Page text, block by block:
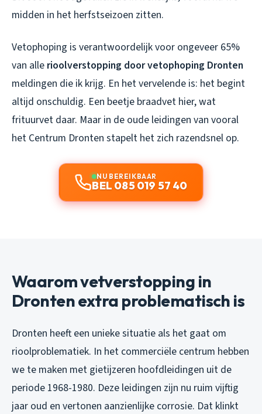
midden in het herfstseizoen zitten.
Vetophoping is verantwoordelijk voor ongeveer 65%
van alle rioolverstopping door vetophoping Dronten
meldingen die ik krijg. En het vervelende is: het begint
altijd onschuldig. Een beetje braadvet hier, wat
frituurvet daar. Maar in de oude leidingen van vooral
het Centrum Dronten stapelt het zich razendsnel op.
NU BEREIKBAAR
BEL 085 019 57 40
Waarom vetverstopping in
Dronten extra problematisch is
Dronten heeft een unieke situatie als het gaat om
rioolproblematiek. In het commerciële centrum hebben
we te maken met gietijzeren hoofdleidingen uit de
periode 1968-1980. Deze leidingen zijn nu ruim vijftig
jaar oud en vertonen aanzienlijke corrosie. Dat klinkt